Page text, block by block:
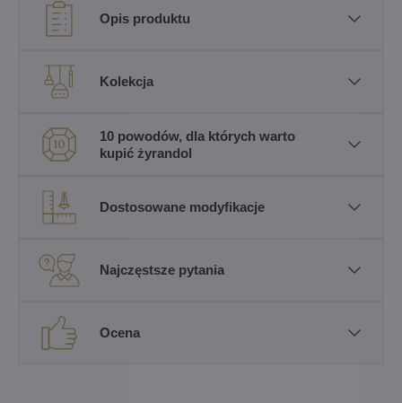
Opis produktu
Kolekcja
10 powodów, dla których warto
kupić żyrandol
Dostosowane modyfikacje
Najczęstsze pytania
Ocena